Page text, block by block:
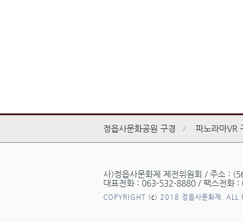
정읍사문화공원 구경 파노라마VR
사)정읍사문화제 제전위원회 / 주소 :
대표전화 : 063-532-8880 / 팩스전화
COPYRIGHT (c) 2018 정읍사문화제. ALL